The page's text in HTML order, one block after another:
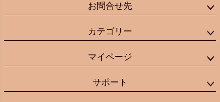
お問合せ先
カテゴリー
マイページ
サポート